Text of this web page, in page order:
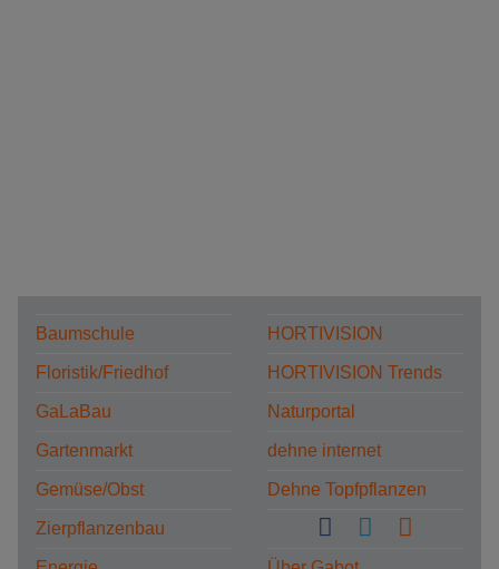
Baumschule
Floristik/Friedhof
GaLaBau
Gartenmarkt
Gemüse/Obst
Zierpflanzenbau
HORTIVISION
HORTIVISION Trends
Naturportal
dehne internet
Dehne Topfpflanzen